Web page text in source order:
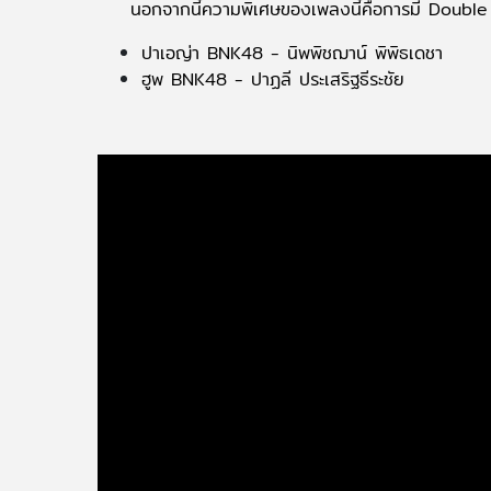
นอกจากนี้ความพิเศษของเพลงนี้คือการมี
ปาเอญ่า BNK48 - นิพพิชฌาน์ พิพิธเดชา
ฮูพ BNK48 - ปาฏลี ประเสริฐธีระชัย